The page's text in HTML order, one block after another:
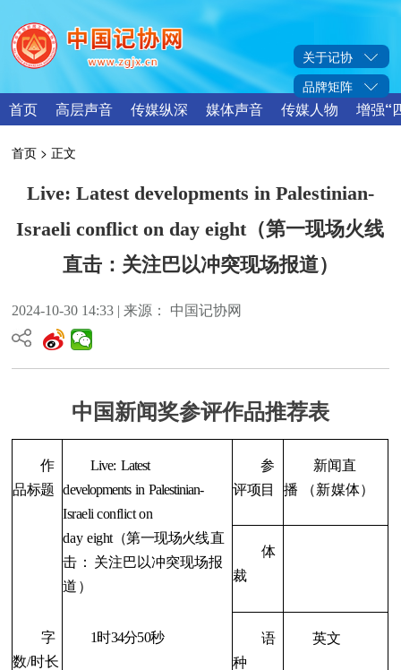
关于记协
品牌矩阵
首页 高层声音 传媒纵深 媒体声音 传媒人物 增强“
首页 > 正文
Live: Latest developments in Palestinian-
Israeli conflict on day eight（第一现场火线
直击：关注巴以冲突现场报道）
2024-10-30 14:33 | 来源： 中国记协网
中国新闻奖参评作品推荐表
作
品标题
Live: Latest
developments in Palestinian-
Israeli conflict on
day eight（第一现场火线直
击： 关注巴以冲突现场报
道）
参
评项目
新闻直
播
（新媒体）
体
裁
字
数/时长
1时34分50秒
语
种
英文